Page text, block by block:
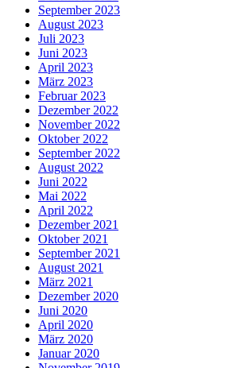
September 2023
August 2023
Juli 2023
Juni 2023
April 2023
März 2023
Februar 2023
Dezember 2022
November 2022
Oktober 2022
September 2022
August 2022
Juni 2022
Mai 2022
April 2022
Dezember 2021
Oktober 2021
September 2021
August 2021
März 2021
Dezember 2020
Juni 2020
April 2020
März 2020
Januar 2020